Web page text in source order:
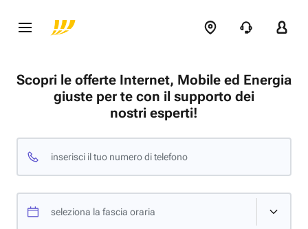
Scopri le offerte Internet, Mobile ed Energia
giuste per te con il supporto dei
nostri esperti!
inserisci il tuo numero di telefono
seleziona la fascia oraria